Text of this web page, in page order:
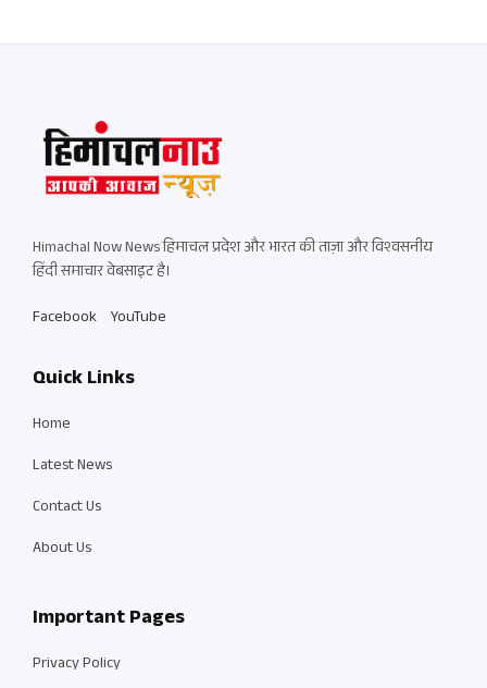
Himachal Now News हिमाचल प्रदेश और भारत की ताज़ा और विश्वसनीय
हिंदी समाचार वेबसाइट है।
Facebook YouTube
Quick Links
Home
Latest News
Contact Us
About Us
Important Pages
Privacy Policy